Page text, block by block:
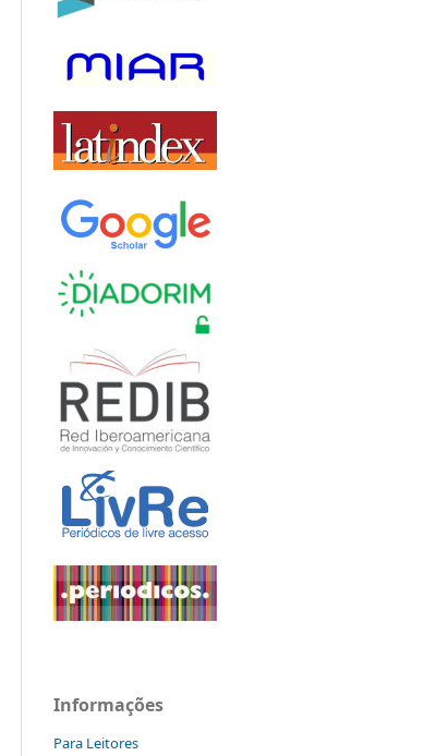
Informações
Para Leitores